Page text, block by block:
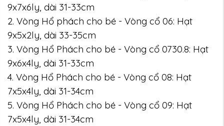
9x7x6ly, dài 31-33cm
2. Vòng Hổ phách cho bé - Vòng cổ 06: Hạt
9x5x2ly, dài 33-35cm
3. Vòng Hổ Phách cho bé - Vòng cổ 0730.8: Hạt
9x6x4ly, dài 31-33cm
4. Vòng Hổ Phách cho bé - Vòng cổ 08: Hạt
7x5x4ly, dài 31-34cm
5. Vòng Hổ Phách cho bé - Vòng cổ 09: Hạt
7x5x4ly, dài 31-34cm